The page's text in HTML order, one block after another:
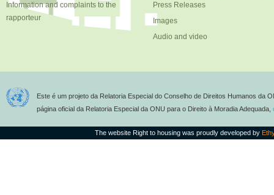
Information and complaints to the
rapporteur
Press Releases
Images
Audio and video
Este é um projeto da Relatoria Especial do Conselho de Direitos Humanos da
página oficial da Relatoria Especial da ONU para o Direito à Moradia Adequada,
The website Right to housing was proudly developed by